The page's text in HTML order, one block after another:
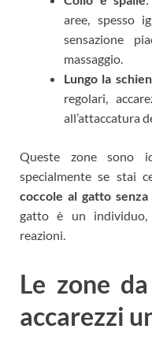
aree, spesso
sensazione
massaggio.
Lungo la
regolari,
all’attaccatura
Queste zone sono
specialmente se stai
coccole al gatto
gatto è un individuo,
reazioni.
Le zone
accarezzi